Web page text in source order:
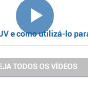
e como utilizá-lo
TODOS OS VÍDEOS